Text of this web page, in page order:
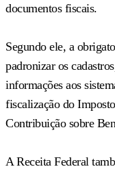
documentos fiscais.
Segundo ele, a
padronizar os
informações aos
fiscalização do
Contribuição sobre
A Receita Federal